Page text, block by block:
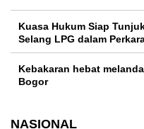
Kuasa Hukum Siap
Selang LPG dalam
Kebakaran hebat
Bogor
NASIONAL